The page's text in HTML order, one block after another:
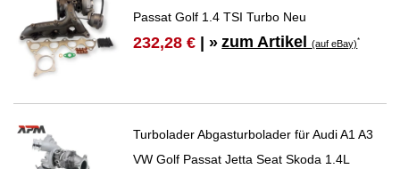
Passat Golf 1.4 TSI Turbo Neu
232,28 € | » zum Artikel(auf eBay)*
Turbolader Abgasturbolader für Audi A1 A3
VW Golf Passat Jetta Seat Skoda 1.4L